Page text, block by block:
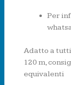
Per
Adatto a
120 m,
equivalenti